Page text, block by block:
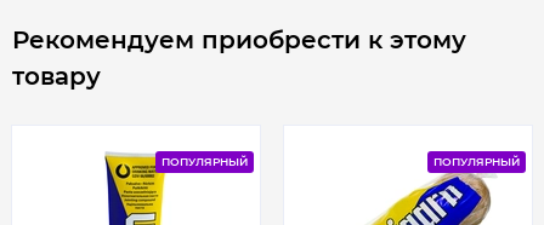
Глубина, мм
Ширина, мм 355
Рекомендуем приобрести к этому
товару
ПОПУЛЯРНЫЙ ПОПУЛЯРНЫЙ